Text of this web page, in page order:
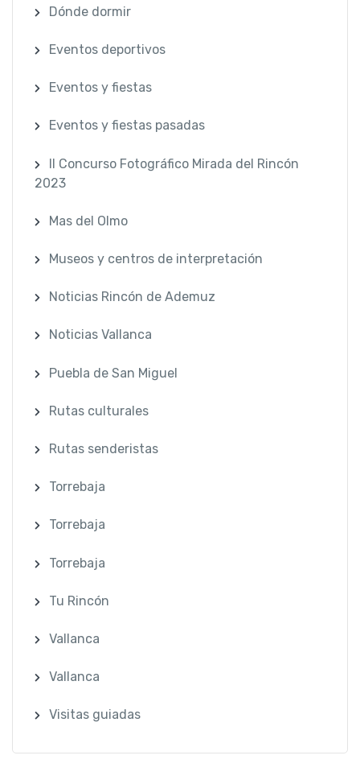
Dónde dormir
Eventos deportivos
Eventos y fiestas
Eventos y fiestas pasadas
II Concurso Fotográfico Mirada del Rincón
2023
Mas del Olmo
Museos y centros de interpretación
Noticias Rincón de Ademuz
Noticias Vallanca
Puebla de San Miguel
Rutas culturales
Rutas senderistas
Torrebaja
Torrebaja
Torrebaja
Tu Rincón
Vallanca
Vallanca
Visitas guiadas